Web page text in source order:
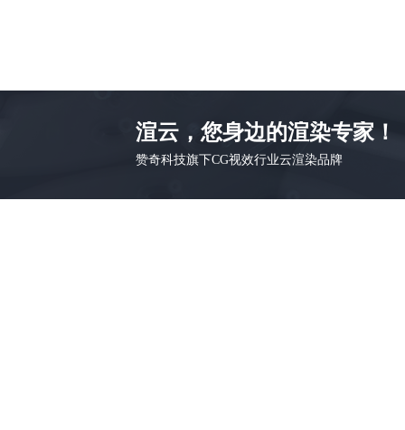
渲云，您身边的渲染专家！
赞奇科技旗下CG视效行业云渲染品牌